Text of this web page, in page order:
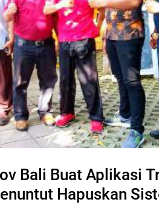
Bali Buat Aplikasi
Hapuskan